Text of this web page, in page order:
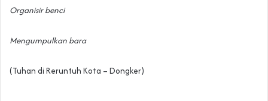
Organisir benci
Mengumpulkan bara
(Tuhan di Reruntuh Kota – Dongker)